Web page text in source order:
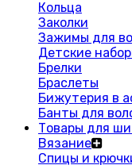
Кольца
Заколки
Зажимы для
Детские
Брелки
Браслеты
Бижутерия в
Банты для
Товары для
Вязание
Спицы и